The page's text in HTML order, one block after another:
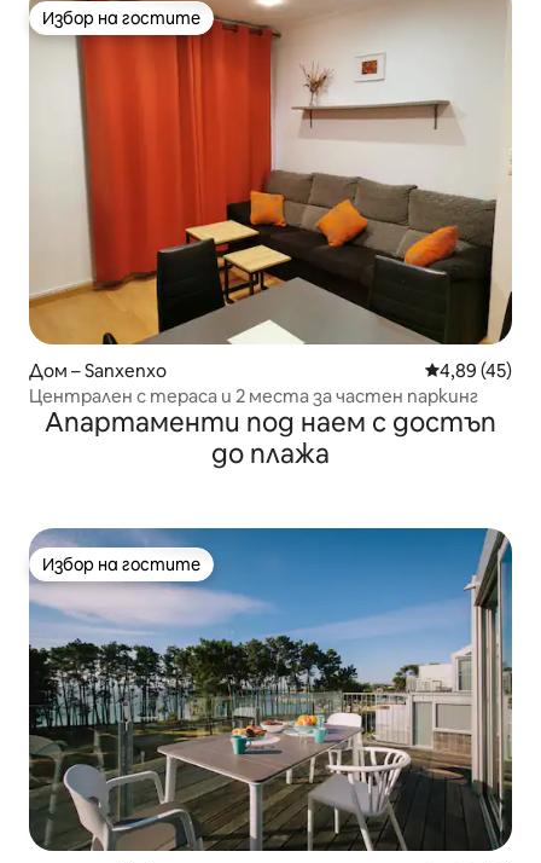
Избор на гостите
Избор на гостите
Дом – Sanxenxo Средна
4,89 (45)
Централен с тераса и 2 места за частен паркинг
Апартаменти под наем с достъп
до плажа
Избор на гостите
Избор на гостите